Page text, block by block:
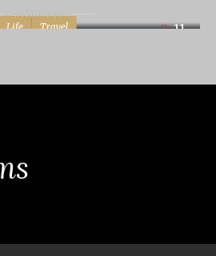
Life Travel 11
4 years ago